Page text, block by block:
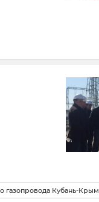
газопровода Кубань-Крым